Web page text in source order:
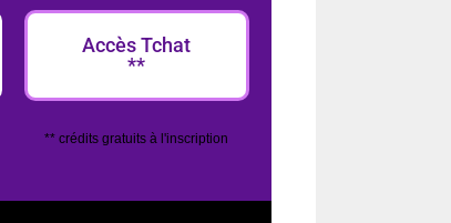
Accès Tchat
**
** crédits gratuits à l'inscription